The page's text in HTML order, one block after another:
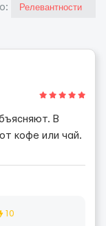
В
кофе или чай.
10